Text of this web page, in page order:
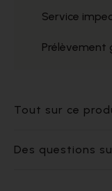
Service
Prélèvement
Tout sur ce
Des questions